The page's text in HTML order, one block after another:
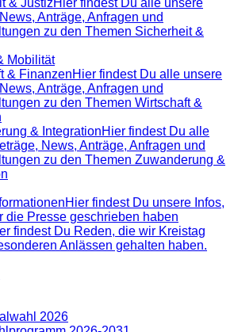
& JustizHier findest Du alle unsere
Anträge, Anfragen und
zu den Themen Sicherheit &
Mobilität
& FinanzenHier findest Du alle unsere
Anträge, Anfragen und
zu den Themen Wirtschaft &
& IntegrationHier findest Du alle
News, Anträge, Anfragen und
zu den Themen Zuwanderung &
Hier findest Du unsere Infos,
die Presse geschrieben haben
findest Du Reden, die wir Kreistag
Anlässen gehalten haben.
2026